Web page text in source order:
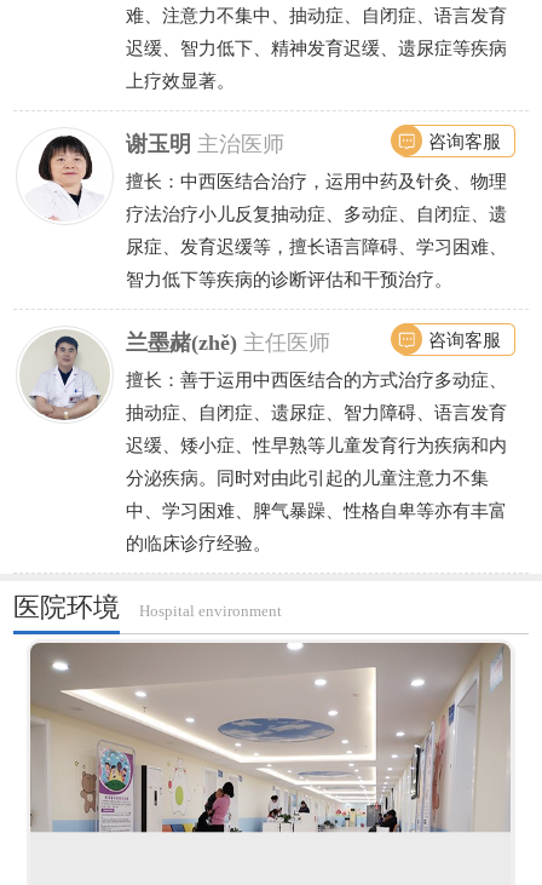
难、注意力不集中、抽动症、自闭症、语言发育
迟缓、智力低下、精神发育迟缓、遗尿症等疾病
上疗效显著。
谢玉明 主治医师
擅长：中西医结合治疗，运用中药及针灸、物理
疗法治疗小儿反复抽动症、多动症、自闭症、遗
尿症、发育迟缓等，擅长语言障碍、学习困难、
智力低下等疾病的诊断评估和干预治疗。
咨询客服
兰墨赭(zhě) 主任医师
擅长：善于运用中西医结合的方式治疗多动症、
抽动症、自闭症、遗尿症、智力障碍、语言发育
迟缓、矮小症、性早熟等儿童发育行为疾病和内
分泌疾病。同时对由此引起的儿童注意力不集
中、学习困难、脾气暴躁、性格自卑等亦有丰富
的临床诊疗经验。
咨询客服
医院环境 Hospital environment